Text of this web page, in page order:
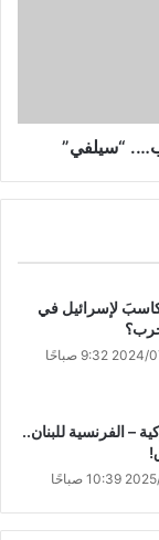
لإسرائيل في
– الفرنسية للبنان..